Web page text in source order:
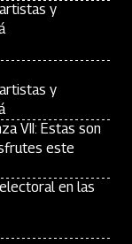
y
y
VII: Estas son
este
en las